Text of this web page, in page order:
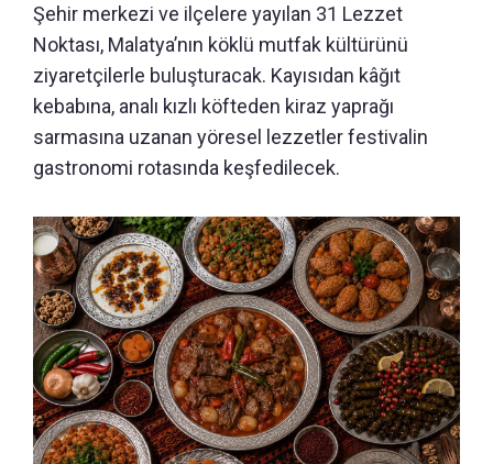
Şehir merkezi ve ilçelere yayılan 31 Lezzet
Noktası, Malatya’nın köklü mutfak kültürünü
ziyaretçilerle buluşturacak. Kayısıdan kâğıt
kebabına, analı kızlı köfteden kiraz yaprağı
sarmasına uzanan yöresel lezzetler festivalin
gastronomi rotasında keşfedilecek.